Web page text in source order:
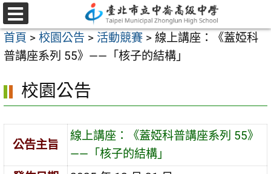
跳
至
主
要
容
選
單
首頁 > 校園公告 > 活動競賽 > 線上講座：《蓋婭科
普講座系列 55》——「核子的結構」
校園公告
公告主旨
線上講座：《蓋婭科普講座系列 55》
——「核子的結構」